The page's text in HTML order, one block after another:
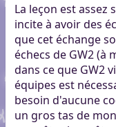
La leçon est assez
incite à avoir des
que cet échange
échecs de GW2 (à
dans ce que GW2
équipes est
besoin d'aucune
un gros tas de